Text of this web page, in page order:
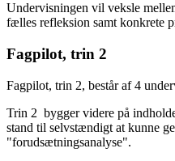
Undervisningen vil veksle
fælles refleksion samt konkrete
Fagpilot, trin 2
Fagpilot, trin 2, består af 4
Trin 2 bygger videre på
stand til selvstændigt at kunne
"forudsætningsanalyse".